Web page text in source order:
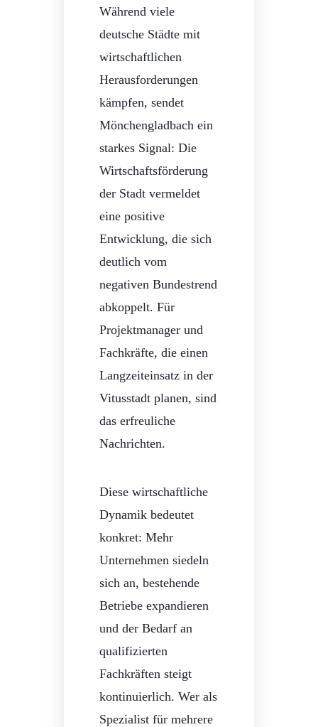
Während viele
deutsche Städte mit
wirtschaftlichen
Herausforderungen
kämpfen, sendet
Mönchengladbach ein
starkes Signal: Die
Wirtschaftsförderung
der Stadt vermeldet
eine positive
Entwicklung, die sich
deutlich vom
negativen Bundestrend
abkoppelt. Für
Projektmanager und
Fachkräfte, die einen
Langzeiteinsatz in der
Vitusstadt planen, sind
das erfreuliche
Nachrichten.
Diese wirtschaftliche
Dynamik bedeutet
konkret: Mehr
Unternehmen siedeln
sich an, bestehende
Betriebe expandieren
und der Bedarf an
qualifizierten
Fachkräften steigt
kontinuierlich. Wer als
Spezialist für mehrere